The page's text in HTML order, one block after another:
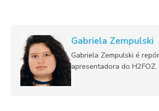
Gabriela Zempulski
Gabriela Zempulski é
apresentadora do H2FOZ.